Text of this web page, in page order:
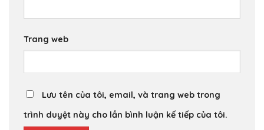
Trang web
Lưu tên của tôi, email, và trang web trong
trình duyệt này cho lần bình luận kế tiếp của tôi.